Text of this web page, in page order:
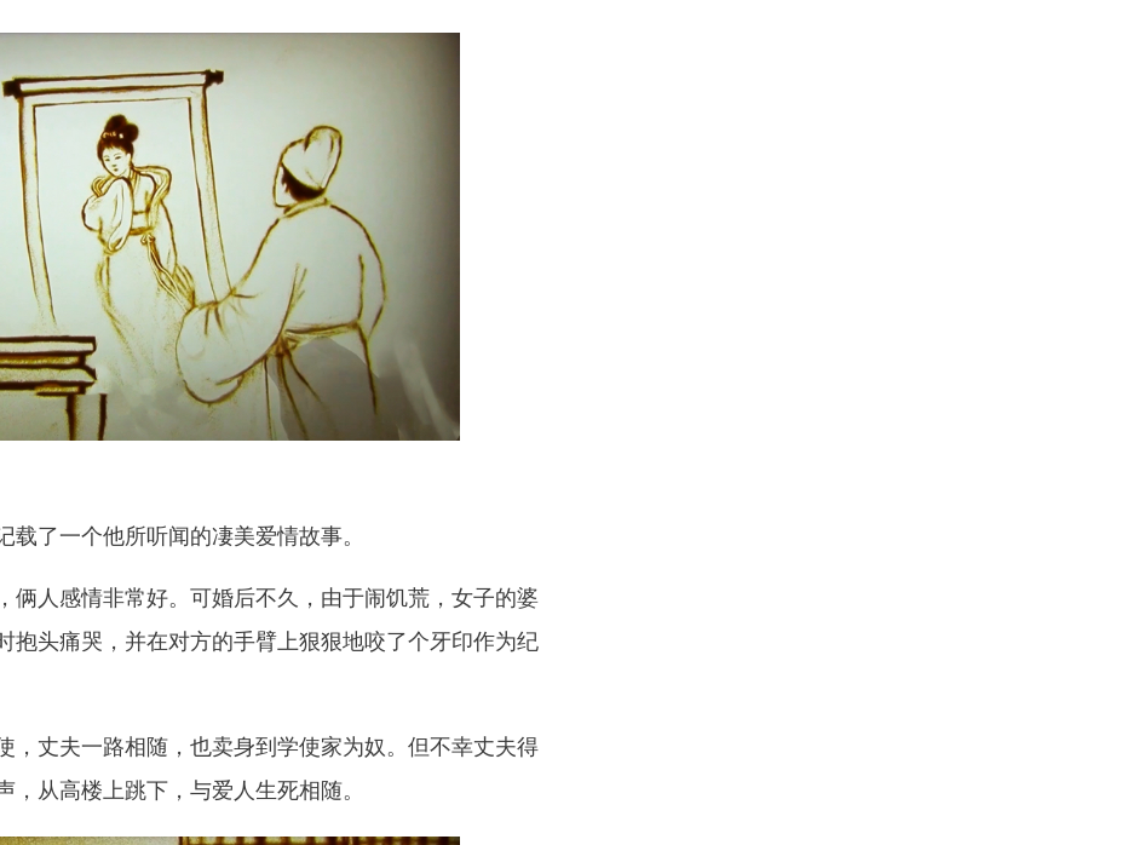
了一个他所听闻的凄美爱情故事。
俩人感情非常好。可婚后不久，由于闹饥荒，女子的婆
抱头痛哭，并在对方的手臂上狠狠地咬了个牙印作为纪
，丈夫一路相随，也卖身到学使家为奴。但不幸丈夫得
从高楼上跳下，与爱人生死相随。